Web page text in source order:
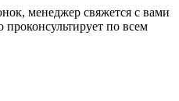
менеджер свяжется с вами
по всем